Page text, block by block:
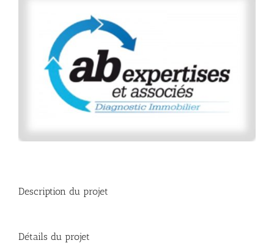
Description du projet
Détails du projet